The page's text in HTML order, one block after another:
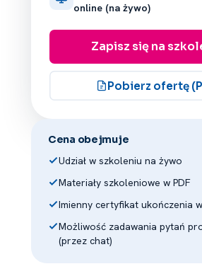
online (na żywo)
Zapisz się na
Pobierz ofertę
Cena obejmuje
Udział w szkoleniu na żywo
Materiały szkoleniowe w PDF
Imienny certyfikat ukończenia
Możliwość zadawania pytań
(przez chat)